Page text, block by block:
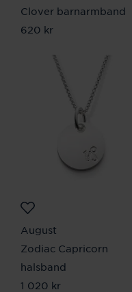
Clover barnarmband
Pris: 620 kr
620 kr
August
Zodiac Capricorn
halsband
Pris:1 020 kr
1 020 kr